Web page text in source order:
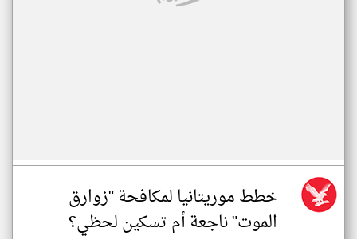
خطط موريتانيا لمكافحة "زوارق
الموت" ناجعة أم تسكين لحظي؟